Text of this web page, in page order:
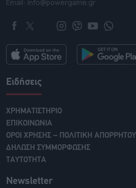
Email: info@powergame.gr
Ειδήσεις
ΧΡΗΜΑΤΙΣΤΗΡΙΟ
ΕΠΙΚΟΙΝΩΝΙΑ
ΟΡΟΙ ΧΡΗΣΗΣ – ΠΟΛΙΤΙΚΗ ΑΠΟΡΡΗΤΟΥ
ΔΗΛΩΣΗ ΣΥΜΜΟΡΦΩΣΗΣ
ΤΑΥΤΟΤΗΤΑ
Newsletter